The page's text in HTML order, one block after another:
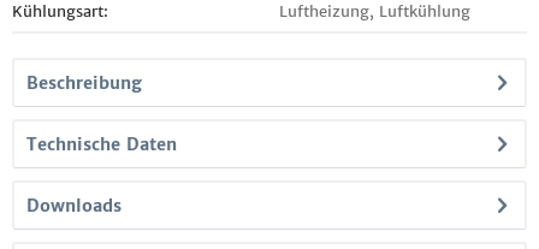
Kühlungsart: Luftheizung, Luftkühlung
Beschreibung
Technische Daten
Downloads